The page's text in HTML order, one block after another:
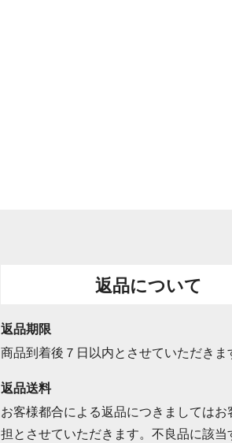
返品について
返品期限
商品到着後７日以内とさせていただきま
返品送料
お客様都合による返品につきましてはお
担とさせていただきます。不良品に該当